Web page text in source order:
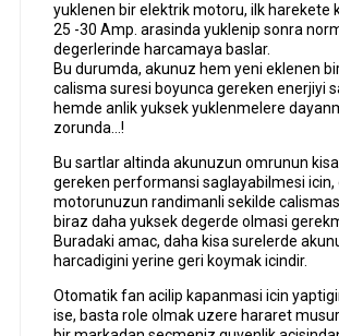
yuklenen bir elektrik motoru, ilk harekete
25 -30 Amp. arasinda yuklenip sonra
degerlerinde harcamaya baslar.
Bu durumda, akunuz hem yeni eklenen
calisma suresi boyunca gereken enerjiyi
hemde anlik yuksek yuklenmelere
zorunda…!
Bu sartlar altinda akunuzun omrunun
gereken performansi saglayabilmesi icin,
motorunuzun randimanli sekilde
biraz daha yuksek degerde olmasi
Buradaki amac, daha kisa surelerde
harcadigini yerine geri koymak icindir.
Otomatik fan acilip kapanmasi icin
ise, basta role olmak uzere hararet